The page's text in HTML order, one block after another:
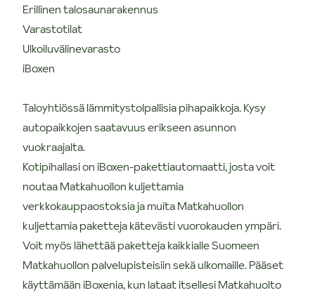
Erillinen talosaunarakennus
Varastotilat
Ulkoiluvälinevarasto
iBoxen
Taloyhtiössä lämmitystolpallisia pihapaikkoja. Kysy
autopaikkojen saatavuus erikseen asunnon
vuokraajalta.
Kotipihallasi on iBoxen-pakettiautomaatti, josta voit
noutaa Matkahuollon kuljettamia
verkkokauppaostoksia ja muita Matkahuollon
kuljettamia paketteja kätevästi vuorokauden ympäri.
Voit myös lähettää paketteja kaikkialle Suomeen
Matkahuollon palvelupisteisiin sekä ulkomaille. Pääset
käyttämään iBoxenia, kun lataat itsellesi Matkahuolto